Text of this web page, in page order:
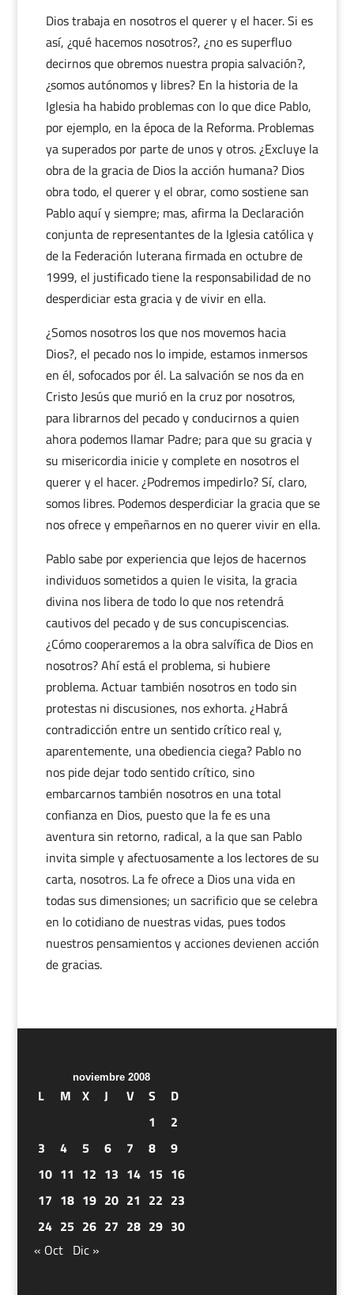
Dios trabaja en nosotros el querer y el hacer. Si es
así, ¿qué hacemos nosotros?, ¿no es superfluo
decirnos que obremos nuestra propia salvación?,
¿somos autónomos y libres? En la historia de la
Iglesia ha habido problemas con lo que dice Pablo,
por ejemplo, en la época de la Reforma. Problemas
ya superados por parte de unos y otros. ¿Excluye la
obra de la gracia de Dios la acción humana? Dios
obra todo, el querer y el obrar, como sostiene san
Pablo aquí y siempre; mas, afirma la Declaración
conjunta de representantes de la Iglesia católica y
de la Federación luterana firmada en octubre de
1999, el justificado tiene la responsabilidad de no
desperdiciar esta gracia y de vivir en ella.
¿Somos nosotros los que nos movemos hacia
Dios?, el pecado nos lo impide, estamos inmersos
en él, sofocados por él. La salvación se nos da en
Cristo Jesús que murió en la cruz por nosotros,
para librarnos del pecado y conducirnos a quien
ahora podemos llamar Padre; para que su gracia y
su misericordia inicie y complete en nosotros el
querer y el hacer. ¿Podremos impedirlo? Sí, claro,
somos libres. Podemos desperdiciar la gracia que se
nos ofrece y empeñarnos en no querer vivir en ella.
Pablo sabe por experiencia que lejos de hacernos
individuos sometidos a quien le visita, la gracia
divina nos libera de todo lo que nos retendrá
cautivos del pecado y de sus concupiscencias.
¿Cómo cooperaremos a la obra salvífica de Dios en
nosotros? Ahí está el problema, si hubiere
problema. Actuar también nosotros en todo sin
protestas ni discusiones, nos exhorta. ¿Habrá
contradicción entre un sentido crítico real y,
aparentemente, una obediencia ciega? Pablo no
nos pide dejar todo sentido crítico, sino
embarcarnos también nosotros en una total
confianza en Dios, puesto que la fe es una
aventura sin retorno, radical, a la que san Pablo
invita simple y afectuosamente a los lectores de su
carta, nosotros. La fe ofrece a Dios una vida en
todas sus dimensiones; un sacrificio que se celebra
en lo cotidiano de nuestras vidas, pues todos
nuestros pensamientos y acciones devienen acción
de gracias.
noviembre 2008
L M X J V S
D
1
2
3
4 5 6 7 8
9
10 11 12 13 14 15 16
17 18 19 20 21 22 23
24 25 26 27 28 29 30
« Oct Dic »